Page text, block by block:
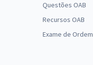
Questões OAB
Recursos OAB
Exame de Ordem